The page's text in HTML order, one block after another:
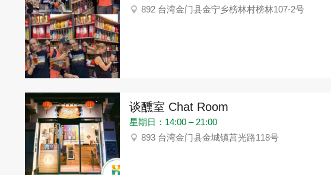
892 台湾金门县金宁乡榜林村榜林107-2号
谈醺室 Chat Room
星期日：14:00 – 21:00
893 台湾金门县金城镇莒光路118号